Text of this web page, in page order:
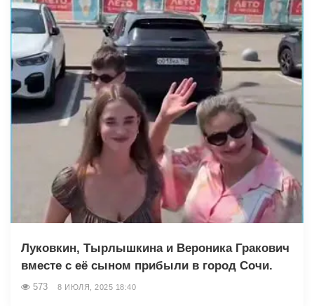
Луковкин, Тырлышкина и Вероника Гракович
вместе с её сыном прибыли в город Сочи.
573 8 ИЮЛЯ, 2025 18:40